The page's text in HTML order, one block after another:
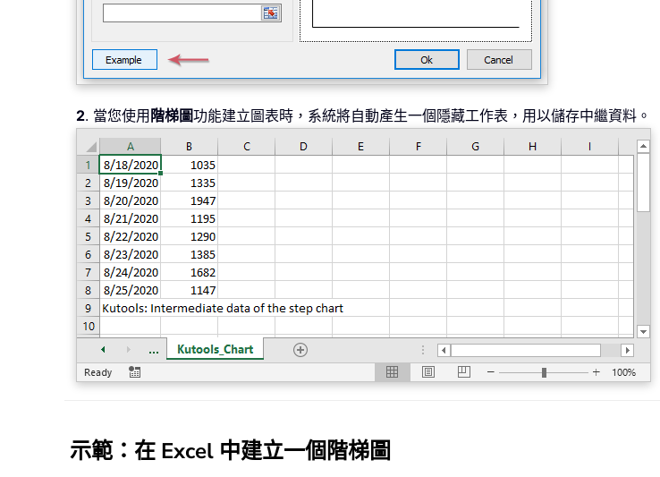
2. 當您使用 階梯圖功能建立圖表時，系統將自動產生一個隱藏工作表，用以儲存中繼資料。
示範 ：在 Excel 中建立一個階梯圖